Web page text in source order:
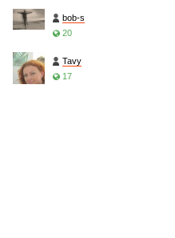
bob-s
20
Tavy
17